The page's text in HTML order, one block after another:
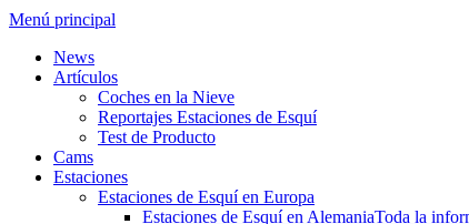
Menú principal
News
Artículos
Coches en la Nieve
Reportajes Estaciones de Esquí
Test de Producto
Cams
Estaciones
Estaciones de Esquí en Europa
Estaciones de Esquí en AlemaniaToda la